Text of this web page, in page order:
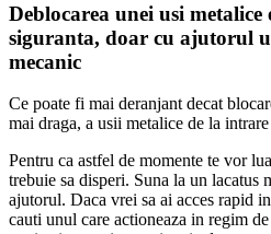
Deblocarea unei usi
siguranta, doar cu ajutorul
mecanic
Ce poate fi mai deranjant decat
mai draga, a usii metalice de la
Pentru ca astfel de momente te vor
trebuie sa disperi. Suna la un lacatus
ajutorul. Daca vrei sa ai acces rapid
cauti unul care actioneaza in regim